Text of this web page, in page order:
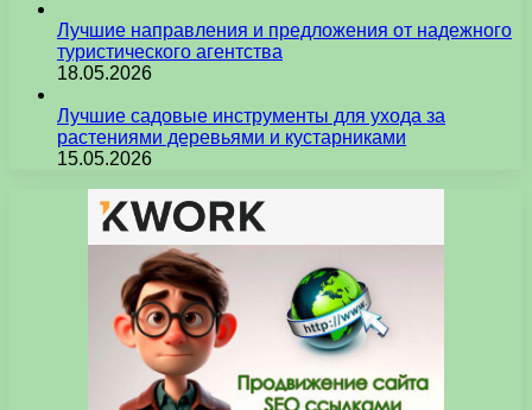
Лучшие направления и предложения от надежного
туристического агентства
18.05.2026
Лучшие садовые инструменты для ухода за
растениями деревьями и кустарниками
15.05.2026